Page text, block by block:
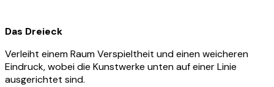
Das Dreieck
Verleiht einem Raum Verspieltheit und einen weicheren
Eindruck, wobei die Kunstwerke unten auf einer Linie
ausgerichtet sind.